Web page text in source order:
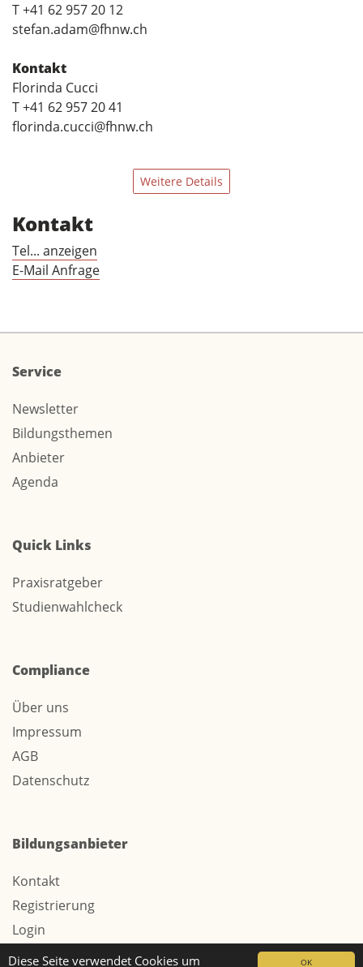
OK
Diese Seite verwendet Cookies um
T +41 62 957 20 12
stefan.adam@fhnw.ch
Kontakt
Florinda Cucci
T +41 62 957 20 41
florinda.cucci@fhnw.ch
Weitere Details
Kontakt
Tel... anzeigen
E-Mail Anfrage
Service
Newsletter
Bildungsthemen
Anbieter
Agenda
Quick Links
Praxisratgeber
Studienwahlcheck
Compliance
Über uns
Impressum
AGB
Datenschutz
Bildungsanbieter
Kontakt
Registrierung
Login
Werbung / Tarife